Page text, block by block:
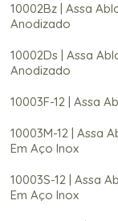
10002Bz | Assa
Anodizado
10002Ds | Assa
Anodizado
10003F-12 | Assa
10003M-12 | Assa
Em Aço Inox
10003S-12 | Assa
Em Aço Inox